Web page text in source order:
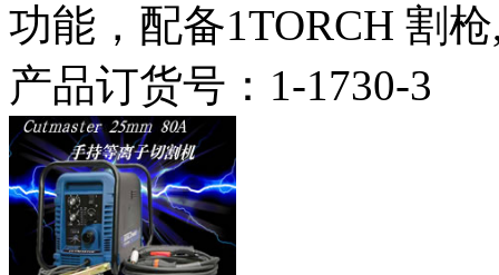
功能，配备1TORCH 割
产品订货号： 1-1730-3